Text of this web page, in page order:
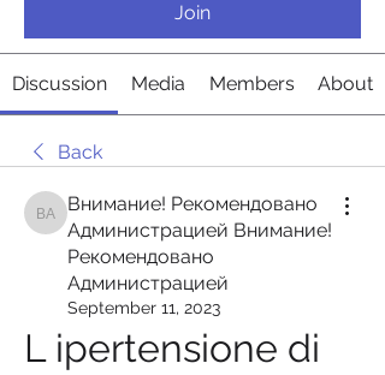
Join
Discussion Media Members About
Back
Внимание! Рекомендовано Администрацией
Внимание! Рекомендовано
Администрацией Внимание!
Рекомендовано
Администрацией
September 11, 2023
L ipertensione di